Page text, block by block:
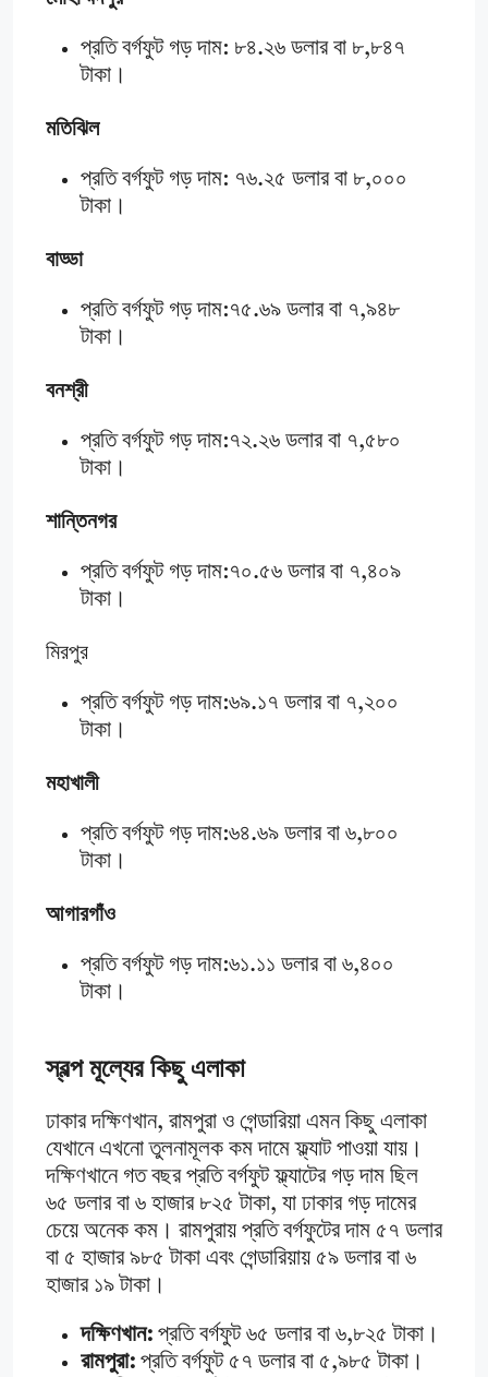
প্রতি বর্গফুট গড় দাম: ৮৪.২৬ ডলার বা ৮,৮৪৭
টাকা।
মতিঝিল
প্রতি বর্গফুট গড় দাম: ৭৬.২৫ ডলার বা ৮,০০০
টাকা।
বাড্ডা
প্রতি বর্গফুট গড় দাম:৭৫.৬৯ ডলার বা ৭,৯৪৮
টাকা।
বনশ্রী
প্রতি বর্গফুট গড় দাম:৭২.২৬ ডলার বা ৭,৫৮০
টাকা।
শান্তিনগর
প্রতি বর্গফুট গড় দাম:৭০.৫৬ ডলার বা ৭,৪০৯
টাকা।
মিরপুর
প্রতি বর্গফুট গড় দাম:৬৯.১৭ ডলার বা ৭,২০০
টাকা।
মহাখালী
প্রতি বর্গফুট গড় দাম:৬৪.৬৯ ডলার বা ৬,৮০০
টাকা।
আগারগাঁও
প্রতি বর্গফুট গড় দাম:৬১.১১ ডলার বা ৬,৪০০
টাকা।
স্বল্প মূল্যের কিছু এলাকা
ঢাকার দক্ষিণখান, রামপুরা ও গেন্ডারিয়া এমন কিছু এলাকা
যেখানে এখনো তুলনামূলক কম দামে ফ্ল্যাট পাওয়া যায়।
দক্ষিণখানে গত বছর প্রতি বর্গফুট ফ্ল্যাটের গড় দাম ছিল
৬৫ ডলার বা ৬ হাজার ৮২৫ টাকা, যা ঢাকার গড় দামের
চেয়ে অনেক কম। রামপুরায় প্রতি বর্গফুটের দাম ৫৭ ডলার
বা ৫ হাজার ৯৮৫ টাকা এবং গেন্ডারিয়ায় ৫৯ ডলার বা ৬
হাজার ১৯ টাকা।
দক্ষিণখান: প্রতি বর্গফুট ৬৫ ডলার বা ৬,৮২৫ টাকা।
রামপুরা: প্রতি বর্গফুট ৫৭ ডলার বা ৫,৯৮৫ টাকা।